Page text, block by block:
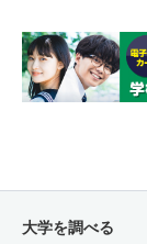
大学を調べる